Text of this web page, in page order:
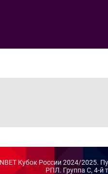
Кубок России 2024/2025.
РПЛ. Группа C, 4-й